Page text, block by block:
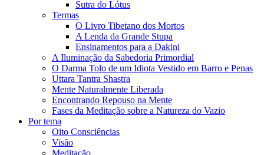
Sutra do Lótus
Termas
O Livro Tibetano dos Mortos
A Lenda da Grande Stupa
Ensinamentos para a Dakini
A Iluminação da Sabedoria Primordial
O Darma Tolo de um Idiota Vestido em Barro e Penas
Uttara Tantra Shastra
Mente Naturalmente Liberada
Encontrando Repouso na Mente
Fases da Meditação sobre a Natureza do Vazio
Por tema
Oito Consciências
Visão